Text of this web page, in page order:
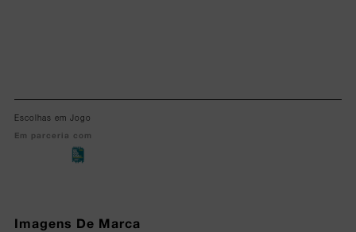
Escolhas em Jogo
Em parceria com
Imagens De Marca